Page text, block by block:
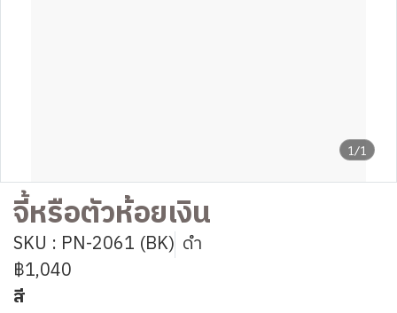
1/1
จี้หรือตัวห้อยเงิน
SKU : PN-2061 (BK) ดำ
฿1,040
สี